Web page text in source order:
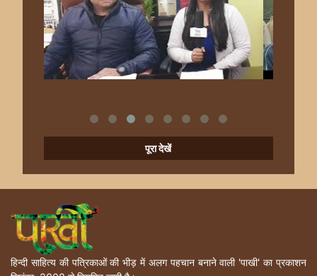
पूरा देखें
हिन्दी साहित्य की पत्रिकाओं की भीड़ में अलग पहचान बनाने वाली 'पाखी' का प्रकाशन